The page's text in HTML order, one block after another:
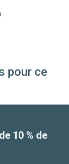
pour ce
10 % de